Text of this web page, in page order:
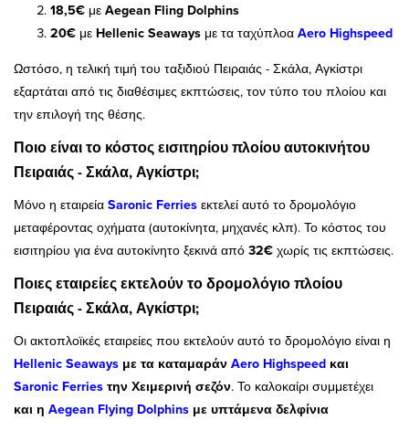
18,5€ με Aegean Fling Dolphins
20€ με Hellenic Seaways με τα ταχύπλοα Aero Highspeed
Ωστόσο, η τελική τιμή του ταξιδιού Πειραιάς - Σκάλα, Αγκίστρι
εξαρτάται από τις διαθέσιμες εκπτώσεις, τον τύπο του πλοίου και
την επιλογή της θέσης.
Ποιο είναι το κόστος εισιτηρίου πλοίου αυτοκινήτου
Πειραιάς - Σκάλα, Αγκίστρι;
Μόνο η εταιρεία Saronic Ferries εκτελεί αυτό το δρομολόγιο
μεταφέροντας οχήματα (αυτοκίνητα, μηχανές κλπ). Το κόστος του
εισιτηρίου για ένα αυτοκίνητο ξεκινά από 32€ χωρίς τις εκπτώσεις.
Ποιες εταιρείες εκτελούν το δρομολόγιο πλοίου
Πειραιάς - Σκάλα, Αγκίστρι;
Οι ακτοπλοϊκές εταιρείες που εκτελούν αυτό το δρομολόγιο είναι η
Hellenic Seaways με τα καταμαράν Aero Highspeed και
Saronic Ferries την Χειμερινή σεζόν. Το καλοκαίρι συμμετέχει
και η Aegean Flying Dolphins με υπτάμενα δελφίνια